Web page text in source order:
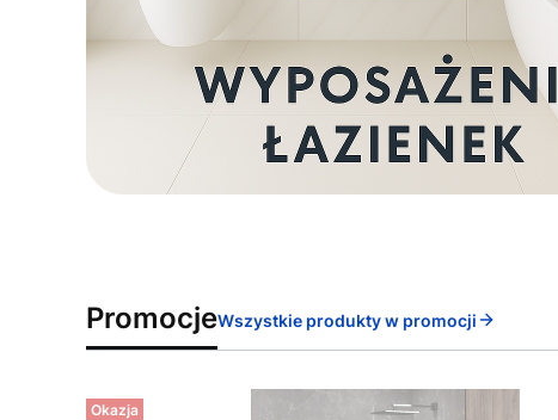
PromocjeWszystkie produkty w promocji
Okazja